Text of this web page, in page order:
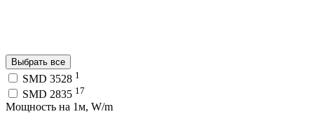
Выбрать все
SMD 3528 1
SMD 2835 17
Мощность на 1м, W/m